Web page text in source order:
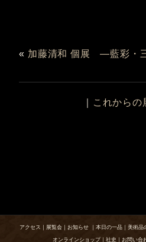
« 加藤清和 個展 ―藍彩・
これからの
アクセス ｜ 展覧会 ｜ お知らせ ｜ 本日の一品 ｜ 美術品
オンラインショップ｜ 社史 ｜ お問い合